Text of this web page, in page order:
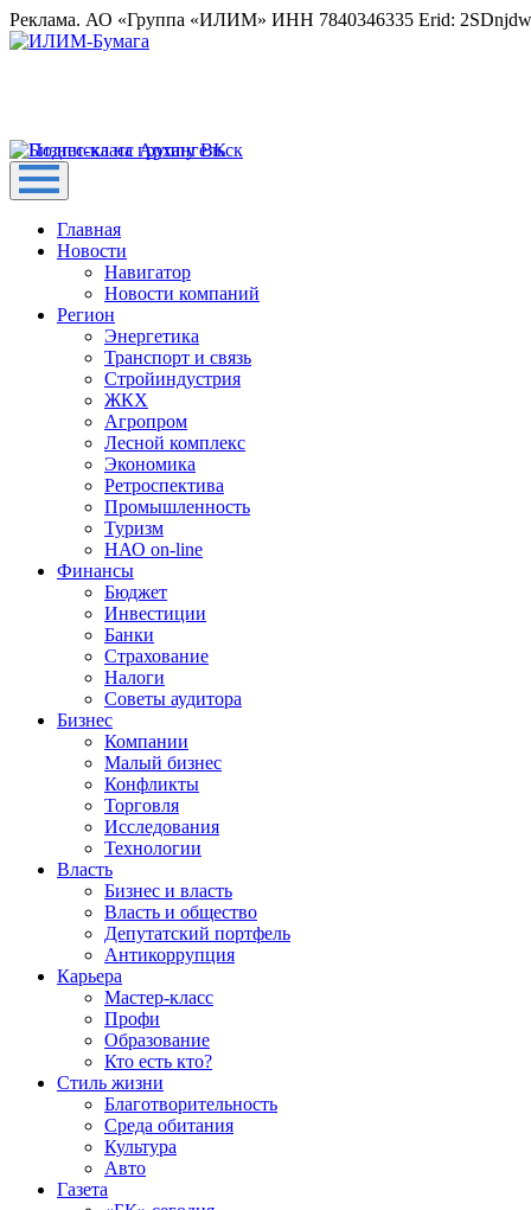
Реклама. АО «Группа «ИЛИМ» ИНН 7840346335 Erid:
Главная
Новости
Навигатор
Новости компаний
Регион
Энергетика
Транспорт и связь
Стройиндустрия
ЖКХ
Агропром
Лесной комплекс
Экономика
Ретроспектива
Промышленность
Туризм
НАО on-line
Финансы
Бюджет
Инвестиции
Банки
Страхование
Налоги
Советы аудитора
Бизнес
Компании
Малый бизнес
Конфликты
Торговля
Исследования
Технологии
Власть
Бизнес и власть
Власть и общество
Депутатский портфель
Антикоррупция
Карьера
Мастер-класс
Профи
Образование
Кто есть кто?
Стиль жизни
Благотворительность
Среда обитания
Культура
Авто
Газета